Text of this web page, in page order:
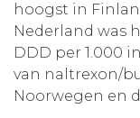
hoogst in
Nederland was
DDD per 1.000
van naltrexon/
Noorwegen en